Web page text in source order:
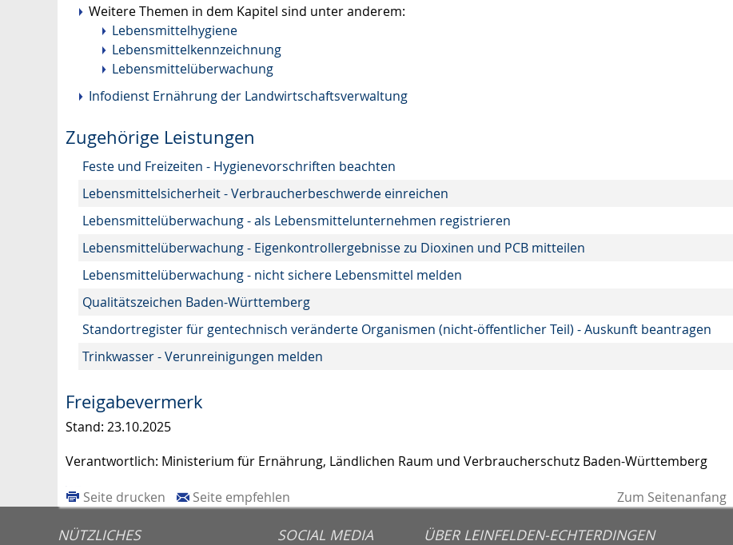
Weitere Themen in dem Kapitel sind unter anderem:
Lebensmittelhygiene
Lebensmittelkennzeichnung
Lebensmittelüberwachung
Infodienst Ernährung der Landwirtschaftsverwaltung
Zugehörige Leistungen
Feste und Freizeiten - Hygienevorschriften beachten
Lebensmittelsicherheit - Verbraucherbeschwerde einreichen
Lebensmittelüberwachung - als Lebensmittelunternehmen registrieren
Lebensmittelüberwachung - Eigenkontrollergebnisse zu Dioxinen und PCB mitteilen
Lebensmittelüberwachung - nicht sichere Lebensmittel melden
Qualitätszeichen Baden-Württemberg
Standortregister für gentechnisch veränderte Organismen (nicht-öffentlicher Teil) - Auskunft beantragen
Trinkwasser - Verunreinigungen melden
Freigabevermerk
Stand: 23.10.2025
Verantwortlich: Ministerium für Ernährung, Ländlichen Raum und Verbraucherschutz Baden-Württemberg
Zum Seitenanfang
Seite drucken Seite empfehlen
NÜTZLICHES SOCIAL MEDIA ÜBER LEINFELDEN-ECHTERDINGEN